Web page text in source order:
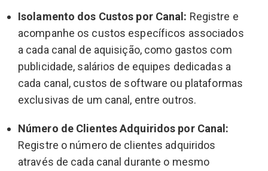
Isolamento dos Custos por Canal: Registre e
acompanhe os custos específicos associados
a cada canal de aquisição, como gastos com
publicidade, salários de equipes dedicadas a
cada canal, custos de software ou plataformas
exclusivas de um canal, entre outros.
Número de Clientes Adquiridos por Canal:
Registre o número de clientes adquiridos
através de cada canal durante o mesmo